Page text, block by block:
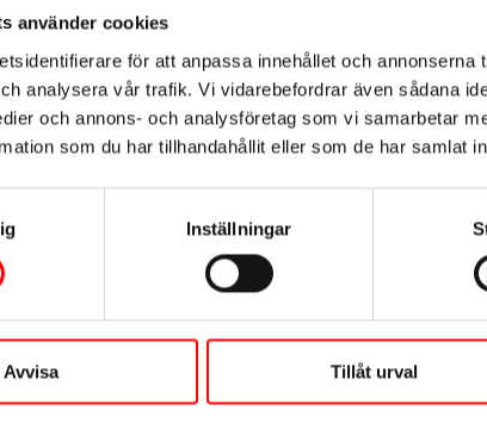
använder cookies
för att anpassa innehållet och annonserna
analysera vår trafik. Vi vidarebefordrar även sådana
och annons- och analysföretag som vi samarbetar
som du har tillhandahållit eller som de har samlat
Inställningar
Avvisa Tillåt urval
dag.